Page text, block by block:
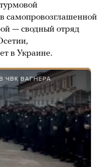
самопровозглашенной
— сводный отряд
в Украине.
ЧВК ВАГНЕРА